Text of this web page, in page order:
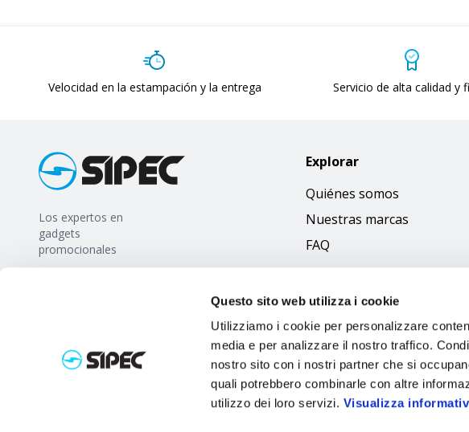
Questo sito web utilizza i cookie
Utilizziamo i cookie per personalizzare
media e per analizzare il nostro traffico.
nostro sito con i nostri partner che si
quali potrebbero combinarle con altre
utilizzo dei loro servizi. Visualizza
Velocidad en la estampación y la entrega Servicio de alta calidad y
Los expertos en
gadgets
promocionales
Explorar
Quiénes somos
Nuestras marcas
FAQ